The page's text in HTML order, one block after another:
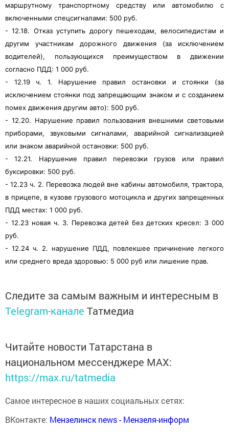
маршрутному транспортному средству или автомобилю с
включенными спецсигналами: 500 руб.
- 12.18. Отказ уступить дорогу пешеходам, велосипедистам и
другим участникам дорожного движения (за исключением
водителей), пользующихся преимуществом в движении
согласно ПДД: 1 000 руб.
- 12.19 ч. 1. Нарушение правил остановки и стоянки (за
исключением стоянки под запрещающим знаком и с созданием
помех движения другим авто): 500 руб.
- 12.20. Нарушение правил пользования внешними световыми
приборами, звуковыми сигналами, аварийной сигнализацией
или знаком аварийной остановки: 500 руб.
- 12.21. Нарушение правил перевозки грузов или правил
буксировки: 500 руб.
- 12.23 ч. 2. Перевозка людей вне кабины автомобиля, трактора,
в прицепе, в кузове грузового мотоцикла и других запрещенных
ПДД местах: 1 000 руб.
- 12.23 новая ч. 3. Перевозка детей без детских кресел: 3 000
руб.
- 12.24 ч. 2. нарушение ПДД, повлекшее причинение легкого
или среднего вреда здоровью: 5 000 руб или лишение прав.
Следите за самым важным и интересным в
Telegram-канале Татмедиа
Читайте новости Татарстана в
национальном мессенджере MАХ:
https://max.ru/tatmedia
Самое интересное в наших социальных сетях:
ВКонтакте: Мензелинск news - Мензеля-информ